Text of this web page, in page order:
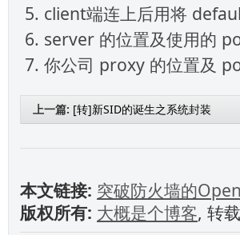
client端连上后用将
server 的位置及使用的
你公司 proxy 的位置及
上一篇: [转]新SID的诞生之系统封装
本文链接: 突破防火墙的
版权所有: 大概是个博客, 转